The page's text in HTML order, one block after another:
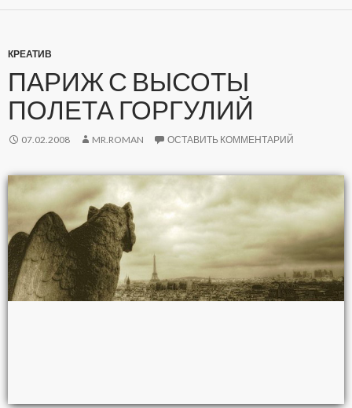
КРЕАТИВ
ПАРИЖ С ВЫСОТЫ
ПОЛЕТА ГОРГУЛИЙ
07.02.2008 MR.ROMAN ОСТАВИТЬ КОММЕНТАРИЙ